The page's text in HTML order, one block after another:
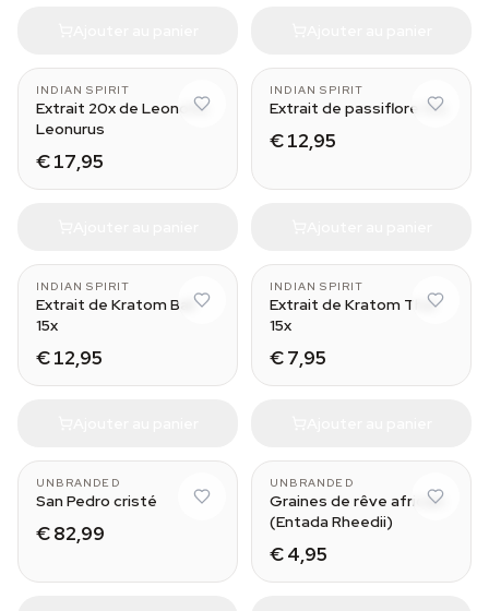
INDIAN SPIRIT
Extrait 20x de Leonotis
Leonurus
€ 17,95
INDIAN SPIRIT
Extrait de passiflore 10x
€ 12,95
INDIAN SPIRIT
Extrait de Kratom Bali
15x
€ 12,95
INDIAN SPIRIT
Extrait de Kratom Thaï
15x
€ 7,95
UNBRANDED
San Pedro cristé
€ 82,99
UNBRANDED
Graines de rêve africain
(Entada Rheedii)
€ 4,95